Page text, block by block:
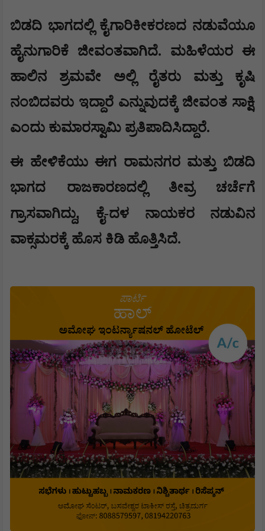
​ಬಿಡದಿ ಭಾಗದಲ್ಲಿ ಕೈಗಾರಿಕೀಕರಣದ ನಡುವೆಯೂ
ಹೈನುಗಾರಿಕೆ ಜೀವಂತವಾಗಿದೆ. ಮಹಿಳೆಯರ ಈ
ಹಾಲಿನ ಶ್ರಮವೇ ಅಲ್ಲಿ ರೈತರು ಮತ್ತು ಕೃಷಿ
ನಂಬಿದವರು ಇದ್ದಾರೆ ಎನ್ನುವುದಕ್ಕೆ ಜೀವಂತ ಸಾಕ್ಷಿ
ಎಂದು ಕುಮಾರಸ್ವಾಮಿ ಪ್ರತಿಪಾದಿಸಿದ್ದಾರೆ.
​ಈ ಹೇಳಿಕೆಯು ಈಗ ರಾಮನಗರ ಮತ್ತು ಬಿಡದಿ
ಭಾಗದ ರಾಜಕಾರಣದಲ್ಲಿ ತೀವ್ರ ಚರ್ಚೆಗೆ
ಗ್ರಾಸವಾಗಿದ್ದು, ಕೈ-ದಳ ನಾಯಕರ ನಡುವಿನ
ವಾಕ್ಸಮರಕ್ಕೆ ಹೊಸ ಕಿಡಿ ಹೊತ್ತಿಸಿದೆ.